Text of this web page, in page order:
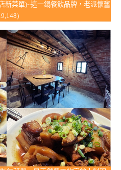
新菜單)~這一鍋餐飲品牌，老派懷舊